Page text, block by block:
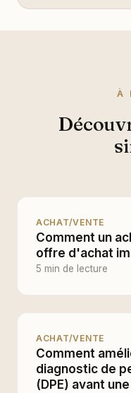
À
ACHAT/VENTE
Comment un
offre d'achat
5 min de lecture
ACHAT/VENTE
Comment
diagnostic de
(DPE) avant